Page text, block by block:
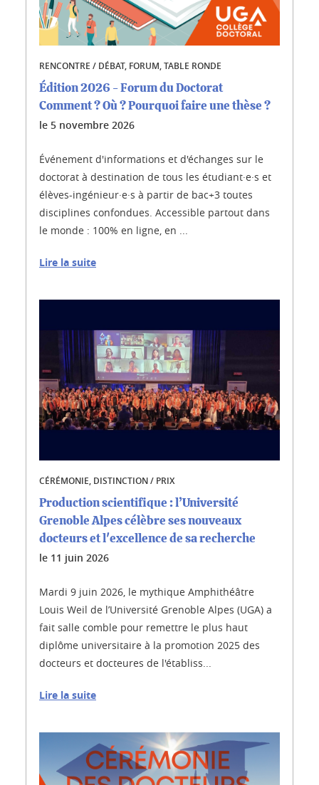
RENCONTRE / DÉBAT, FORUM, TABLE RONDE
Édition 2026 - Forum du Doctorat
Comment ? Où ? Pourquoi faire une thèse ?
le 5 novembre 2026
Événement d'informations et d'échanges sur le
doctorat à destination de tous les étudiant·e·s et
élèves-ingénieur·e·s à partir de bac+3 toutes
disciplines confondues. Accessible partout dans
le monde : 100% en ligne, en ...
Lire la suite
CÉRÉMONIE, DISTINCTION / PRIX
Production scientifique : l’Université
Grenoble Alpes célèbre ses nouveaux
docteurs et l'excellence de sa recherche
le 11 juin 2026
Mardi 9 juin 2026, le mythique Amphithéâtre
Louis Weil de l’Université Grenoble Alpes (UGA) a
fait salle comble pour remettre le plus haut
diplôme universitaire à la promotion 2025 des
docteurs et docteures de l'établiss...
Lire la suite